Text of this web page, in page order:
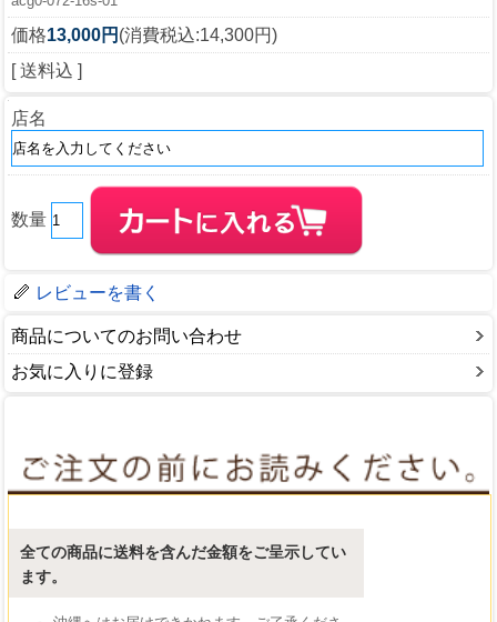
価格13,000円 (消費税込:14,300円)
[ 送料込 ]
店名
数量
レビューを書く
商品についてのお問い合わせ
お気に入りに登録